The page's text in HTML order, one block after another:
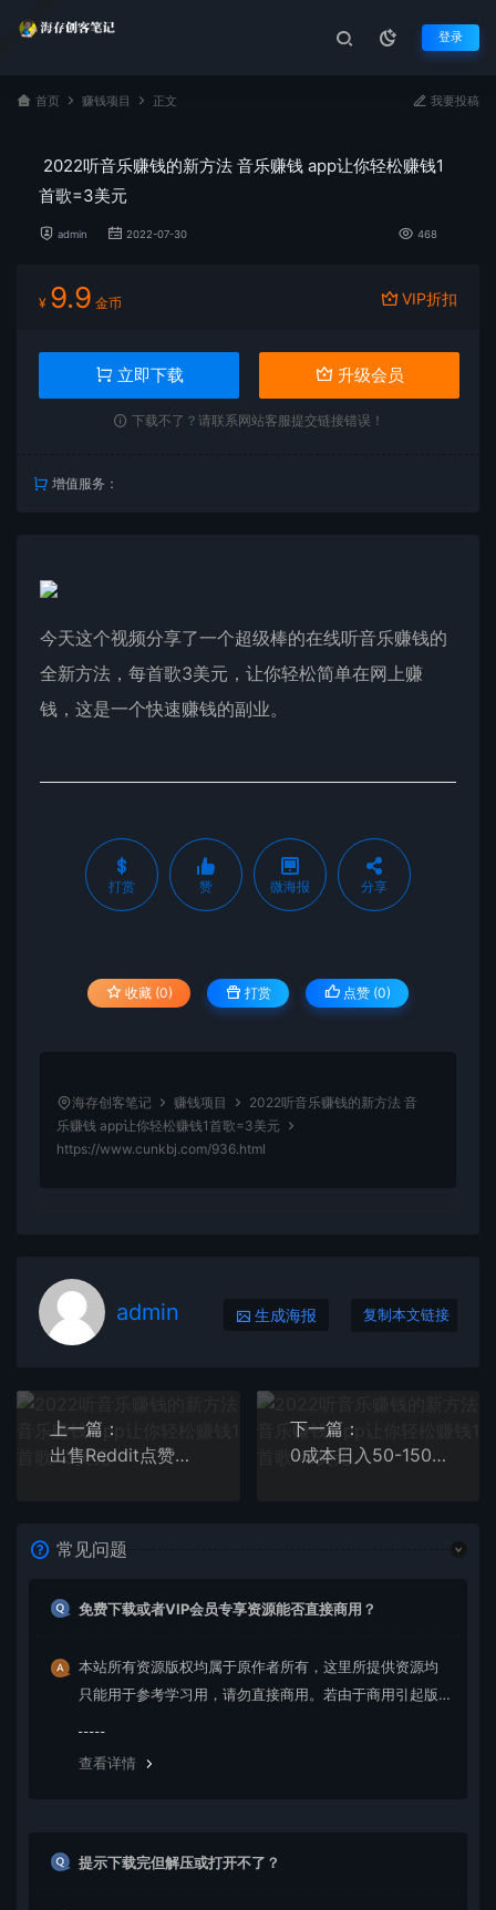
登录
首页 赚钱项目 正文 我要投稿
2022听音乐赚钱的新方法 音乐赚钱 app让你轻松赚钱1
首歌=3美元
admin 2022-07-30 468
¥ 9.9 金币 VIP折扣
立即下载 升级会员
下载不了？请联系网站客服提交链接错误！
增值服务：
今天这个视频分享了一个超级棒的在线听音乐赚钱的
全新方法，每首歌3美元，让你轻松简单在网上赚
钱，这是一个快速赚钱的副业。
打赏 赞 微海报 分享
收藏 (0) 打赏 点赞 (0)
海存创客笔记 赚钱项目
2022听音乐赚钱的新方法 音
乐赚钱 app让你轻松赚钱1首歌=3美元
https://www.cunkbj.com/936.html
admin 生成海报 复制本文链接
上一篇：
出售Reddit点赞服务赚钱，适合新手的副业，每天躺赚200美元
下一篇：
0成本日入50-150可矩阵头条西瓜音乐号实战（视频教程+配套资料软件）
常见问题
免费下载或者VIP会员专享资源能否直接商用？
本站所有资源版权均属于原作者所有，这里所提供资源均
只能用于参考学习用，请勿直接商用。若由于商用引起版
查看详情
提示下载完但解压或打开不了？